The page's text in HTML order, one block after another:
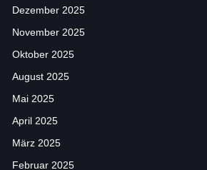
Dezember 2025
November 2025
Oktober 2025
August 2025
Mai 2025
April 2025
März 2025
Februar 2025